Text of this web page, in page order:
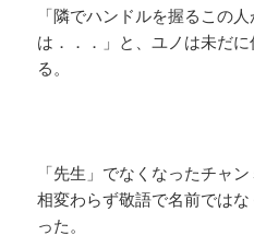
「隣でハンドルを握るこの
は．．．」と、ユノは未だ
る。
「先生」でなくなったチャ
相変わらず敬語で名前では
った。